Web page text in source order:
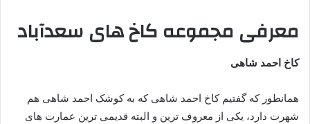
معرفی مجموعه کاخ های سعدآباد
کاخ احمد شاهی
همانطور که گفتیم کاخ احمد شاهی که به کوشک احمد شاهی هم
شهرت دارد، یکی از معروف ترین و البته قدیمی ترین عمارت های